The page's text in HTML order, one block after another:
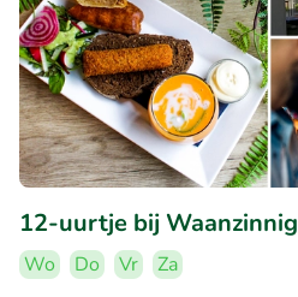
12-uurtje bij Waanzinnig
Wo Do Vr
Za